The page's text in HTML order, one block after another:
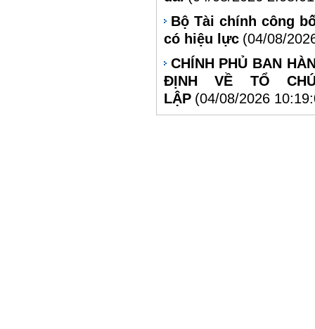
Bộ Tài chính công
có hiệu lực (04/08/
CHÍNH PHỦ BAN
ĐỊNH VỀ TỔ
LẬP (04/08/2026